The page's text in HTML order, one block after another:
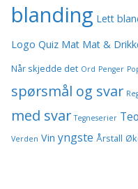
blanding Lett
Logo Quiz Mat Mat &
Når skjedde det Ord Penger
spørsmål og svar
med svar Tegneserier
Verden Vin yngste Årstall